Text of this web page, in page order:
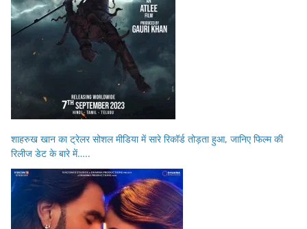
शाहरुख खान का ट्रेलर सोशल मीडिया में सारे रिकॉर्ड तोड़ता हुआ, जानिए फिल्म की
रिलीज डेट के बारे में…..